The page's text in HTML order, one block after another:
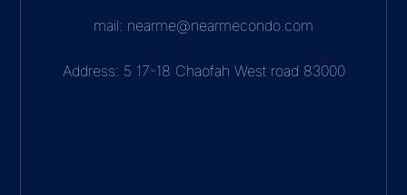
mail: nearme@nearmecondo.com
Address: 5 17-18 Chaofah West road 83000